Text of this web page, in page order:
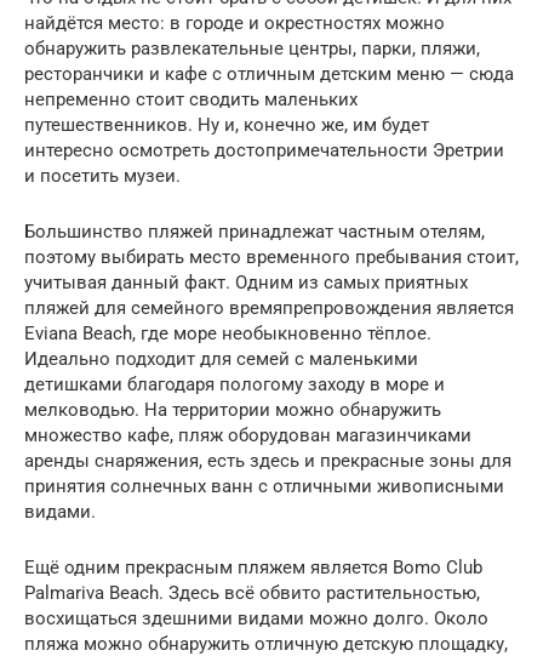
найдётся место: в городе и окрестностях можно
обнаружить развлекательные центры, парки, пляжи,
ресторанчики и кафе с отличным детским меню — сюда
непременно стоит сводить маленьких
путешественников. Ну и, конечно же, им будет
интересно осмотреть достопримечательности Эретрии
и посетить музеи.
Большинство пляжей принадлежат частным отелям,
поэтому выбирать место временного пребывания стоит,
учитывая данный факт. Одним из самых приятных
пляжей для семейного времяпрепровождения является
Eviana Beach, где море необыкновенно тёплое.
Идеально подходит для семей с маленькими
детишками благодаря пологому заходу в море и
мелководью. На территории можно обнаружить
множество кафе, пляж оборудован магазинчиками
аренды снаряжения, есть здесь и прекрасные зоны для
принятия солнечных ванн с отличными живописными
видами.
Ещё одним прекрасным пляжем является Bomo Club
Palmariva Beach. Здесь всё обвито растительностью,
восхищаться здешними видами можно долго. Около
пляжа можно обнаружить отличную детскую площадку,